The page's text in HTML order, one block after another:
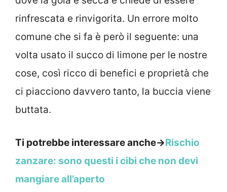
rinfrescata e rinvigorita. Un errore molto
comune che si fa è però il seguente: una
volta usato il succo di limone per le nostre
cose, così ricco di benefici e proprietà che
ci piacciono davvero tanto, la buccia viene
buttata.
Ti potrebbe interessare anche->Rischio
zanzare: sono questi i cibi che non devi
mangiare all’aperto